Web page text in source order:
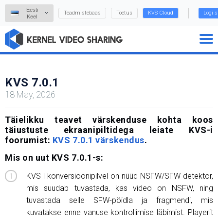
Eesti
Keel
Teadmistebaas Toetus KVS Cloud Logi
KVS 7.0.1
18 May, 2026
Täielikku teavet värskenduse kohta koos
täiustuste ekraanipiltidega leiate KVS-i
foorumist: KVS 7.0.1 värskendus.
Mis on uut KVS 7.0.1-s:
KVS-i konversioonipilvel on nüüd NSFW/SFW-detektor,
mis suudab tuvastada, kas video on NSFW, ning
tuvastada selle SFW-pöidla ja fragmendi, mis
kuvatakse enne vanuse kontrollimise läbimist. Playerit